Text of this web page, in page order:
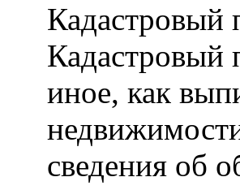
Кадастровый
Кадастровый
иное, как
сведения об